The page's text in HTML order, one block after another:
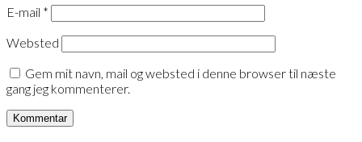
E-mail *
Websted
Gem mit navn, mail og websted i denne browser til næste
gang jeg kommenterer.